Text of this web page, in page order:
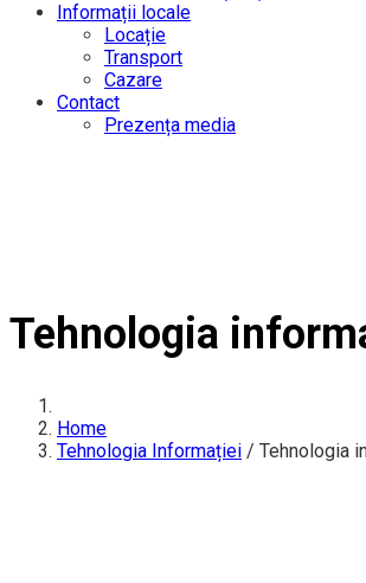
Informații locale
Locație
Transport
Cazare
Contact
Prezența media
Tehnologia
Home
Tehnologia Informației / Tehnologia